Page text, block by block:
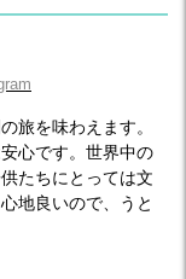
旅を味わえます。
心です。世界中の
たちにとっては文
地良いので、うと